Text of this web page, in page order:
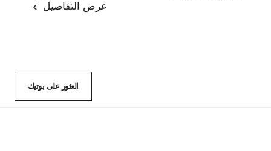
عرض التفاصيل
العثور على بوتيك